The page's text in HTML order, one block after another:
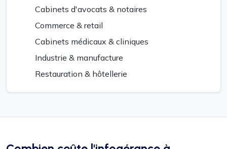
Cabinets d'avocats & notaires
Commerce & retail
Cabinets médicaux & cliniques
Industrie & manufacture
Restauration & hôtellerie